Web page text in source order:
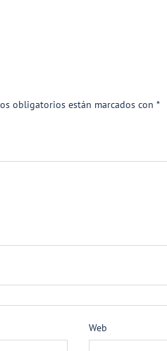
obligatorios están marcados con *
Web